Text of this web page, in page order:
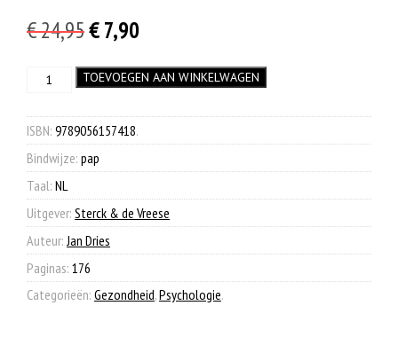
€24,95Oorspronkelijke
was:
€ 24,95.
€7,90
is:
€ 7,90.
Alzheimer
TOEVOEGEN AAN WINKELWAGEN
ISBN: 9789056157418.
Bindwijze: pap
Taal: NL
Uitgever: Sterck & de Vreese
Auteur: Jan Dries
Paginas: 176
Categorieën: Gezondheid,Psychologie.